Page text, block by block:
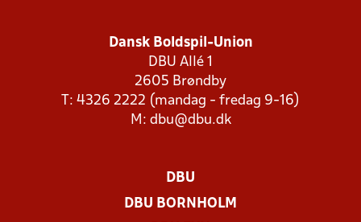
Dansk Boldspil-Union
DBU Allé 1
2605 Brøndby
T: 4326 2222 (mandag - fredag 9-16)
M: dbu@dbu.dk
DBU
DBU BORNHOLM